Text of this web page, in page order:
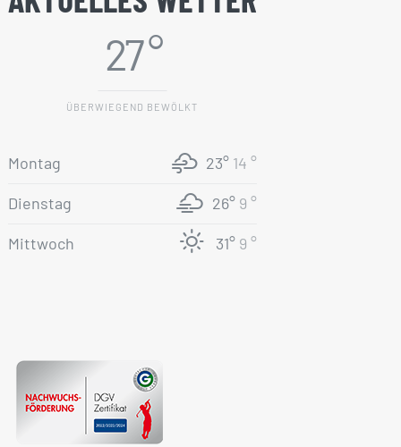
27 °
ÜBERWIEGEND BEWÖLKT
Montag 23° 14 °
Dienstag 26° 9 °
Mittwoch 31° 9 °